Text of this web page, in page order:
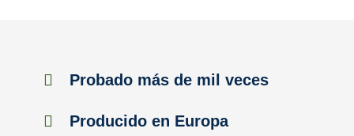
Probado más de mil veces
Producido en Europa